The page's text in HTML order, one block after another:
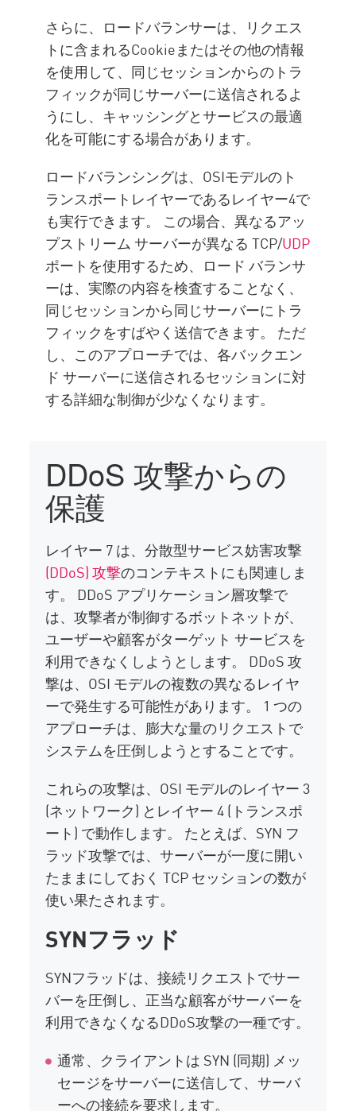
さらに、ロードバランサーは、リクエス
トに含まれるCookieまたはその他の情報
を使用して、同じセッションからのトラ
フィックが同じサーバーに送信されるよ
うにし、キャッシングとサービスの最適
化を可能にする場合があります。
ロードバランシングは、OSIモデルのト
ランスポートレイヤーであるレイヤー4で
も実行できます。 この場合、異なるアッ
プストリーム サーバーが異なる TCP/UDP
ポートを使用するため、ロード バランサ
ーは、実際の内容を検査することなく、
同じセッションから同じサーバーにトラ
フィックをすばやく送信できます。 ただ
し、このアプローチでは、各バックエン
ド サーバーに送信されるセッションに対
する詳細な制御が少なくなります。
DDoS 攻撃からの
保護
レイヤー 7 は、分散型サービス妨害攻撃
(DDoS) 攻撃のコンテキストにも関連しま
す。 DDoS アプリケーション層攻撃で
は、攻撃者が制御するボットネットが、
ユーザーや顧客がターゲット サービスを
利用できなくしようとします。 DDoS 攻
撃は、OSI モデルの複数の異なるレイヤ
ーで発生する可能性があります。 1 つの
アプローチは、膨大な量のリクエストで
システムを圧倒しようとすることです。
これらの攻撃は、OSI モデルのレイヤー 3
(ネットワーク) とレイヤー 4 (トランスポ
ート) で動作します。 たとえば、SYN フ
ラッド攻撃では、サーバーが一度に開い
たままにしておく TCP セッションの数が
使い果たされます。
SYNフラッド
SYNフラッドは、接続リクエストでサー
バーを圧倒し、正当な顧客がサーバーを
利用できなくなるDDoS攻撃の一種です。
通常、クライアントは SYN (同期) メッ
セージをサーバーに送信して、サーバ
ーへの接続を要求します。